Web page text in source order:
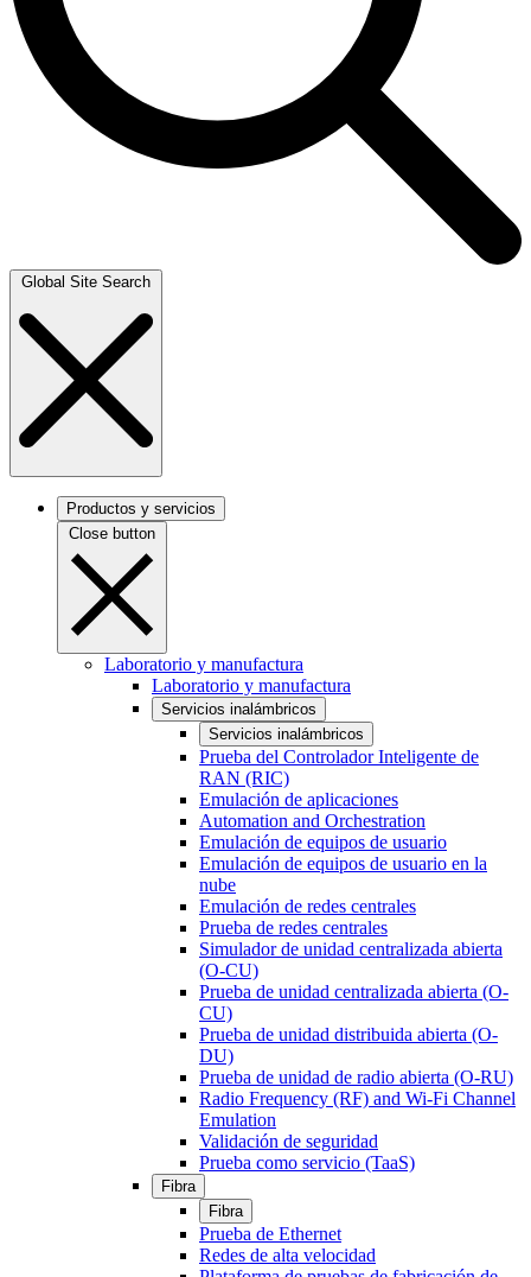
Global Site Search
Productos y servicios
Close button
Laboratorio y manufactura
Laboratorio y manufactura
Servicios inalámbricos
Servicios inalámbricos
Prueba del Controlador Inteligente de
RAN (RIC)
Emulación de aplicaciones
Automation and Orchestration
Emulación de equipos de usuario
Emulación de equipos de usuario en la
nube
Emulación de redes centrales
Prueba de redes centrales
Simulador de unidad centralizada abierta
(O-CU)
Prueba de unidad centralizada abierta (O-
CU)
Prueba de unidad distribuida abierta (O-
DU)
Prueba de unidad de radio abierta (O-RU)
Radio Frequency (RF) and Wi-Fi Channel
Emulation
Validación de seguridad
Prueba como servicio (TaaS)
Fibra
Fibra
Prueba de Ethernet
Redes de alta velocidad